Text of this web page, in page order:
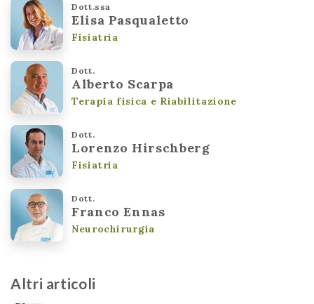
Dott.ssa
Elisa Pasqualetto
Fisiatria
Dott.
Alberto Scarpa
Terapia fisica e Riabilitazione
Dott.
Lorenzo Hirschberg
Fisiatria
Dott.
Franco Ennas
Neurochirurgia
Altri articoli